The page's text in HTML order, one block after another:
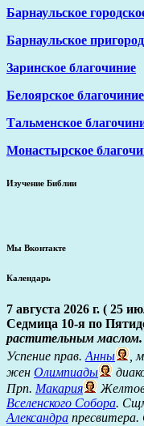
Барнаульское
Барнаульское
Заринское благочиние
Белоярское благочиние
Тальменское
Монастырское
Изучение Библии
Мы Вконтакте
Календарь
7 августа 2026 г. ( 25
Седмица 10-я по
растительным маслом.
Успение прав.Анны
,
жен Олимпиады
Прп. Макария
Вселенского Собора.
Александра пресвитера.